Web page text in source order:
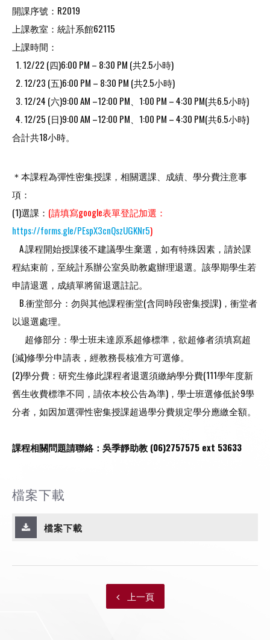
開課序號：R2019
上課教室：統計系館62115
上課時間：
1. 12/22 (四)6:00 PM – 8:30 PM (共2.5小時)
2. 12/23 (五)6:00 PM – 8:30 PM (共2.5小時)
3. 12/24 (六)9:00 AM –12:00 PM、1:00 PM – 4:30 PM(共6.5小時)
4. 12/25 (日)9:00 AM –12:00 PM、1:00 PM – 4:30 PM(共6.5小時)
合計共18小時。
＊本課程為彈性密集授課，相關選課、成績、學分費注意事
項：
(1)選課： (請填寫google表單登記加選：
https://forms.gle/PEspX3cnQszUGKNr5)
A.課程開始授課後不建議學生棄選，如有特殊因素，請於課
程結束前，至統計系辦公室吳助教處辦理退選。該學期學生若
申請退選，成績單將留退選註記。
B.衝堂部分：勿與其他課程衝堂(含同時段密集授課)，衝堂者
以退選處理。
超修部分：學士班未達原系超修標準，欲超修者須填寫超
(減)修學分申請表，經教務長核准方可選修。
(2)學分費：研究生修此課程者退選須繳納學分費(111學年度新
舊生收費標準不同，請依本校公告為準)，學士班選修低於9學
分者，如因加選彈性密集授課超過學分費規定學分應繳全額。
課程相關問題請聯絡：吳季靜助教 (06)2757575 ext 53633
檔案下載
檔案下載
上一頁